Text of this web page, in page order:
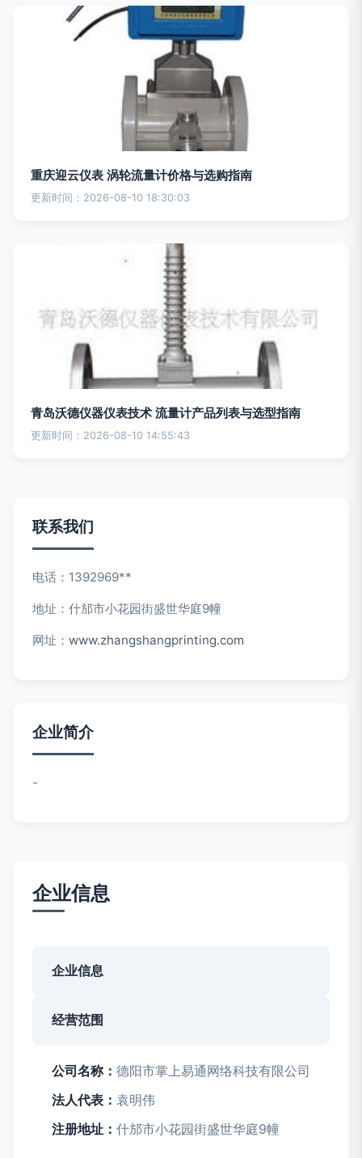
重庆迎云仪表 涡轮流量计价格与选购指南
更新时间：2026-08-10 18:30:03
青岛沃德仪器仪表技术 流量计产品列表与选型指南
更新时间：2026-08-10 14:55:43
联系我们
电话：1392969**
地址：什邡市小花园街盛世华庭9幢
网址： www.zhangshangprinting.com
企业简介
-
企业信息
企业信息
经营范围
公司名称： 德阳市掌上易通网络科技有限公司
法人代表： 袁明伟
注册地址： 什邡市小花园街盛世华庭9幢